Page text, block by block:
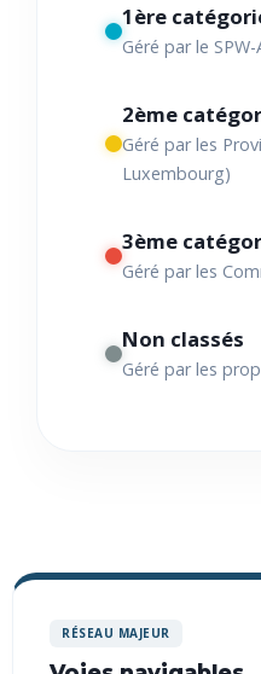
1ère
Géré par le SPW-
2ème
Géré par les
Luxembourg)
3ème
Géré par les
Non classés
Géré par les
RÉSEAU MAJEUR